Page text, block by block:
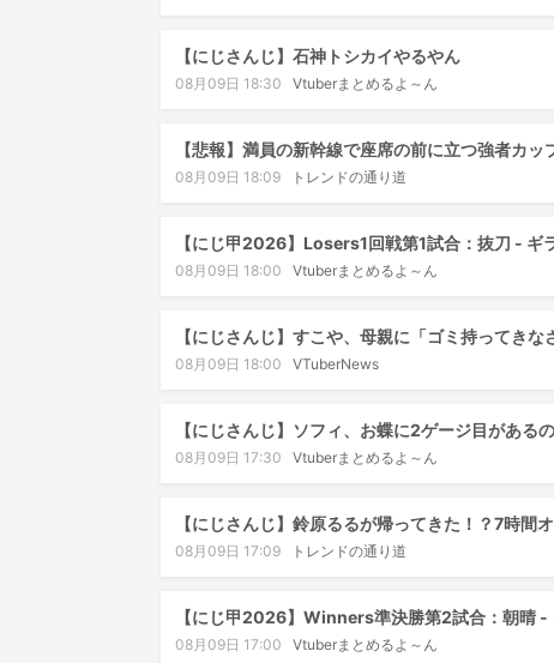
【にじさんじ】石神トシカイやるやん
08月09日 18:30 Vtuberまとめるよ～ん
【悲報】満員の新幹線で座席の前に立つ強者カ
08月09日 18:09 トレンドの通り道
【にじ甲2026】Losers1回戦第1試合：抜刀 - ギ
08月09日 18:00 Vtuberまとめるよ～ん
【にじさんじ】すこや、母親に「ゴミ持ってき
08月09日 18:00 VTuberNews
【にじさんじ】ソフィ、お蝶に2ゲージ目がある
08月09日 17:30 Vtuberまとめるよ～ん
【にじさんじ】鈴原るるが帰ってきた！？7時間
08月09日 17:09 トレンドの通り道
【にじ甲2026】Winners準決勝第2試合：朝晴
08月09日 17:00 Vtuberまとめるよ～ん